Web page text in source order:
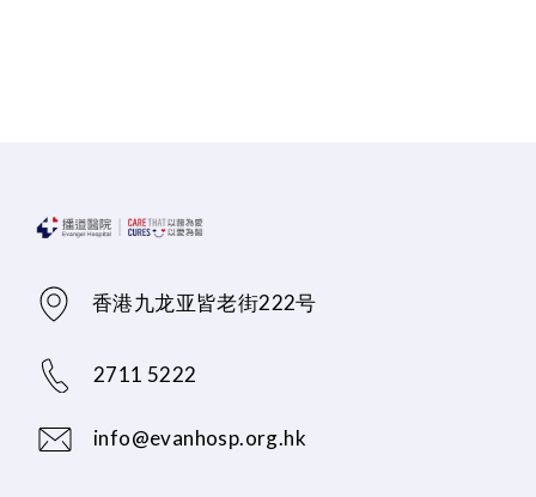
香港九龙亚皆老街222号
2711 5222
info@evanhosp.org.hk